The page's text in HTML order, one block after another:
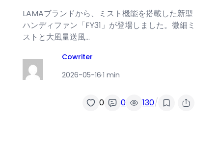
LAMAブランドから、ミスト機能を搭載した新型
ハンディファン「FY31」が登場しました。微細ミ
ストと大風量送風…
Cowriter
2026-05-16·1 min
0 0 130/